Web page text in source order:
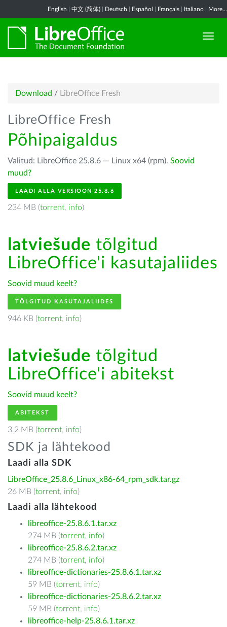
English 中文 (简体) Deutsch Español Français Italiano More...
Download / LibreOffice Fresh
LibreOffice Fresh
Põhipaigaldus
Valitud: LibreOffice 25.8.6 — Linux x64 (rpm). Soovid
muud?
LAADI ALLA VERSIOON 25.8.6
234 MB (torrent, info)
latviešude tõlgitud
LibreOffice'i kasutajaliides
Soovid muud keelt?
TÕLGITUD KASUTAJALIIDES
946 KB (torrent, info)
latviešude tõlgitud
LibreOffice'i abitekst
Soovid muud keelt?
ABITEKST
3.2 MB (torrent, info)
SDK ja lähtekood
Laadi alla SDK
LibreOffice_25.8.6_Linux_x86-64_rpm_sdk.tar.gz
26 MB (torrent, info)
Laadi alla lähtekood
libreoffice-25.8.6.1.tar.xz
274 MB (torrent, info)
libreoffice-25.8.6.2.tar.xz
274 MB (torrent, info)
libreoffice-dictionaries-25.8.6.1.tar.xz
59 MB (torrent, info)
libreoffice-dictionaries-25.8.6.2.tar.xz
59 MB (torrent, info)
libreoffice-help-25.8.6.1.tar.xz